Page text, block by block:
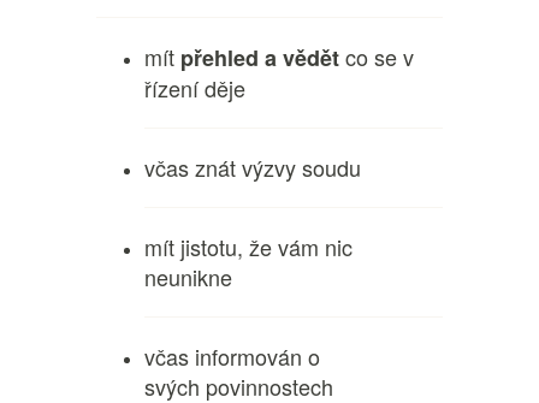
mít přehled avědětco se v
řízení děje
včas znát výzvy soudu
mít jistotu, že vám nic
neunikne
včas informován o
svých povinnostech